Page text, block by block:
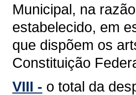
Municipal, na
estabelecido, em
que dispõem os
Constituição
VIII - o total da